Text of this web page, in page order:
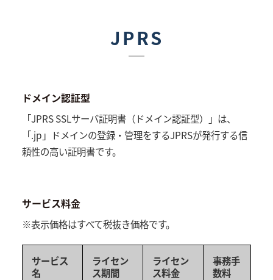
JPRS
ドメイン認証型
「JPRS SSLサーバ証明書（ドメイン認証型）」は、
「.jp」ドメインの登録・管理をするJPRSが発行する信
頼性の高い証明書です。
サービス料金
※表示価格はすべて税抜き価格です。
サービス
名
ライセン
ス期間
ライセン
ス料金
事務手
数料